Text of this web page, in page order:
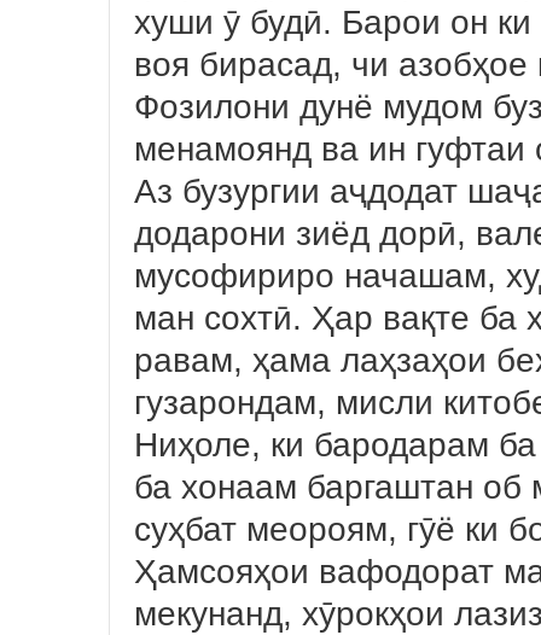
хуши ӯ будӣ. Барои он
воя бирасад, чи
Фозилони дунё мудом
менамоянд ва ин гуфтаи
Аз бузургии аҷдодат
додарони зиёд дорӣ,
мусофириро начашам,
ман сохтӣ. Ҳар вақте
равам, ҳама лаҳзаҳои
гузарондам, мисли
Ниҳоле, ки бародарам
ба хонаам баргаштан об
суҳбат меороям, гӯё ки
Ҳамсояҳои вафодорат
мекунанд, хӯрокҳои